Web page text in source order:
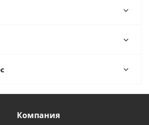
Компания